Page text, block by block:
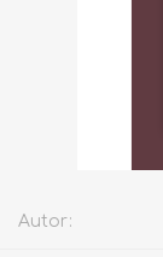
Autor: